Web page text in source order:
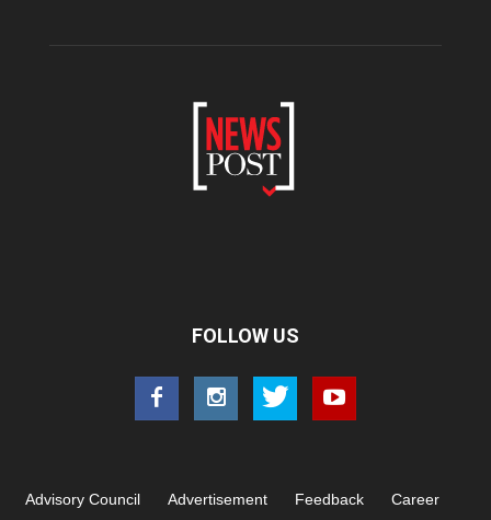
FOLLOW US
Advisory Council Advertisement Feedback
Career